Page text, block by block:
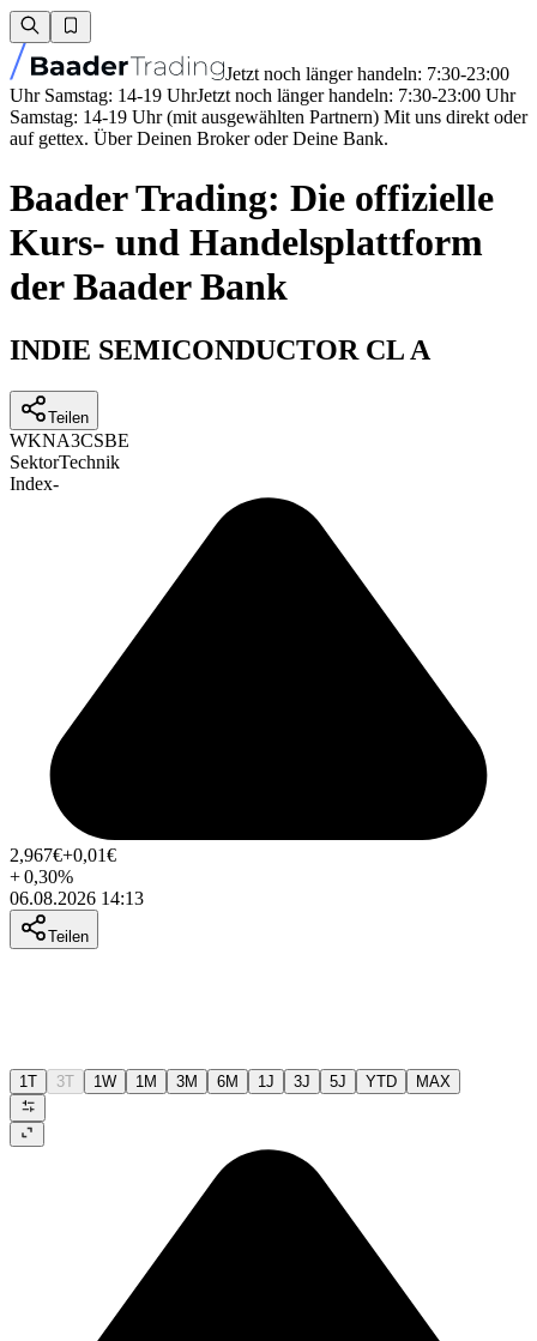
Jetzt noch länger handeln: 7:30-23:00
Uhr Samstag: 14-19 UhrJetzt noch länger handeln: 7:30-23:00 Uhr
Samstag: 14-19 Uhr (mit ausgewählten Partnern) Mit uns direkt oder
auf gettex. Über Deinen Broker oder Deine Bank.
Baader Trading: Die offizielle
Kurs- und Handelsplattform
der Baader Bank
INDIE SEMICONDUCTOR CL A
Teilen
WKNA3CSBE
SektorTechnik
Index-
2,967€+0,01€
+0,30%
06.08.2026 14:13
Teilen
1T 3T 1W 1M 3M 6M 1J 3J 5J YTD MAX